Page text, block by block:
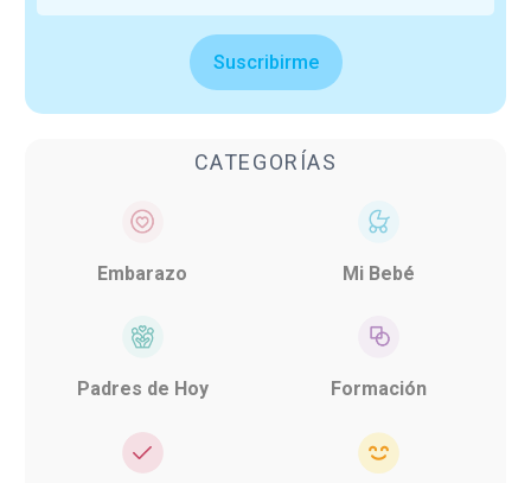
Suscribirme
CATEGORÍAS
Embarazo Mi Bebé
Padres de Hoy Formación